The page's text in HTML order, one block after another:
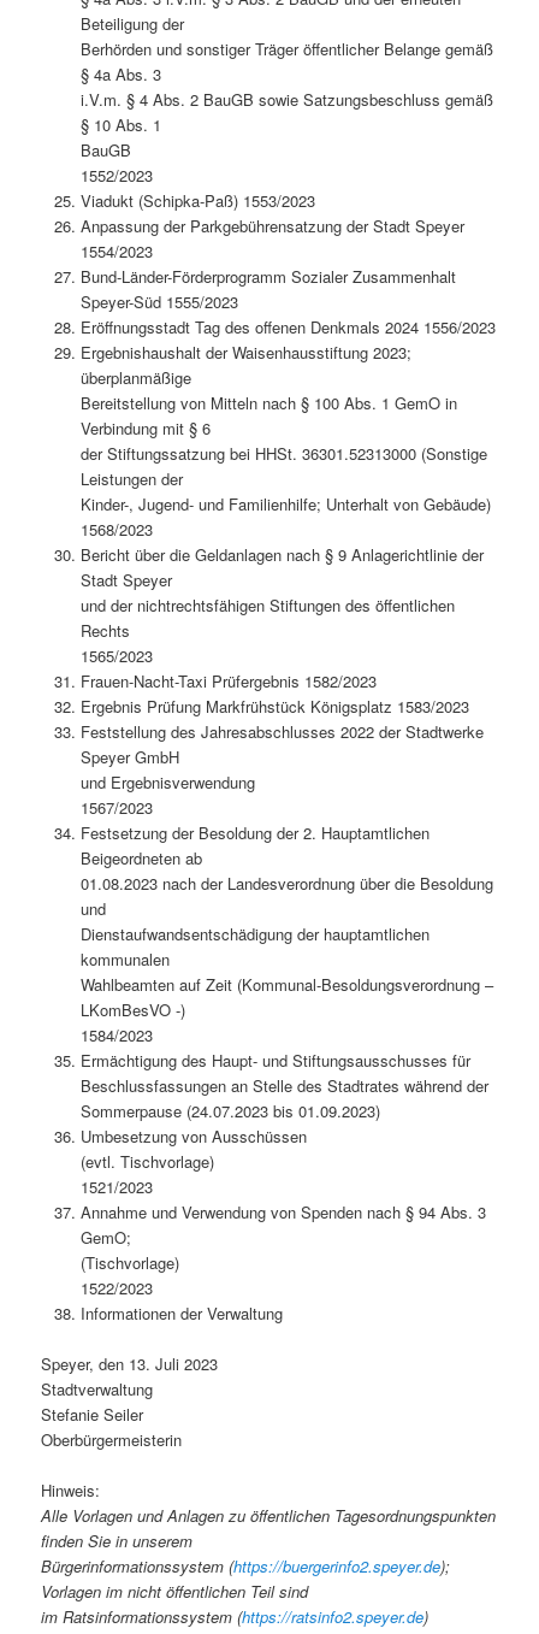
Beteiligung der
Berhörden und sonstiger Träger öffentlicher Belange gemäß
§ 4a Abs. 3
i.V.m. § 4 Abs. 2 BauGB sowie Satzungsbeschluss gemäß
§ 10 Abs. 1
BauGB
1552/2023
Viadukt (Schipka-Paß) 1553/2023
Anpassung der Parkgebührensatzung der Stadt Speyer
1554/2023
Bund-Länder-Förderprogramm Sozialer Zusammenhalt
Speyer-Süd 1555/2023
Eröffnungsstadt Tag des offenen Denkmals 2024 1556/2023
Ergebnishaushalt der Waisenhausstiftung 2023;
überplanmäßige
Bereitstellung von Mitteln nach § 100 Abs. 1 GemO in
Verbindung mit § 6
der Stiftungssatzung bei HHSt. 36301.52313000 (Sonstige
Leistungen der
Kinder-, Jugend- und Familienhilfe; Unterhalt von Gebäude)
1568/2023
Bericht über die Geldanlagen nach § 9 Anlagerichtlinie der
Stadt Speyer
und der nichtrechtsfähigen Stiftungen des öffentlichen
Rechts
1565/2023
Frauen-Nacht-Taxi Prüfergebnis 1582/2023
Ergebnis Prüfung Markfrühstück Königsplatz 1583/2023
Feststellung des Jahresabschlusses 2022 der Stadtwerke
Speyer GmbH
und Ergebnisverwendung
1567/2023
Festsetzung der Besoldung der 2. Hauptamtlichen
Beigeordneten ab
01.08.2023 nach der Landesverordnung über die Besoldung
und
Dienstaufwandsentschädigung der hauptamtlichen
kommunalen
Wahlbeamten auf Zeit (Kommunal-Besoldungsverordnung –
LKomBesVO -)
1584/2023
Ermächtigung des Haupt- und Stiftungsausschusses für
Beschlussfassungen an Stelle des Stadtrates während der
Sommerpause (24.07.2023 bis 01.09.2023)
Umbesetzung von Ausschüssen
(evtl. Tischvorlage)
1521/2023
Annahme und Verwendung von Spenden nach § 94 Abs. 3
GemO;
(Tischvorlage)
1522/2023
Informationen der Verwaltung
Speyer, den 13. Juli 2023
Stadtverwaltung
Stefanie Seiler
Oberbürgermeisterin
Hinweis:
Alle Vorlagen und Anlagen zu öffentlichen Tagesordnungspunkten
finden Sie in unserem
Bürgerinformationssystem (https://buergerinfo2.speyer.de);
Vorlagen im nicht öffentlichen Teil sind
im Ratsinformationssystem (https://ratsinfo2.speyer.de)